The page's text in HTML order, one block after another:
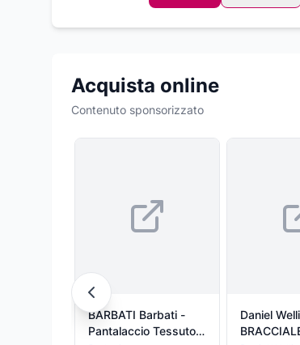
Acquista online
Contenuto sponsorizzato
BARBATI Barbati -
Pantalaccio Tessuto
Daniel